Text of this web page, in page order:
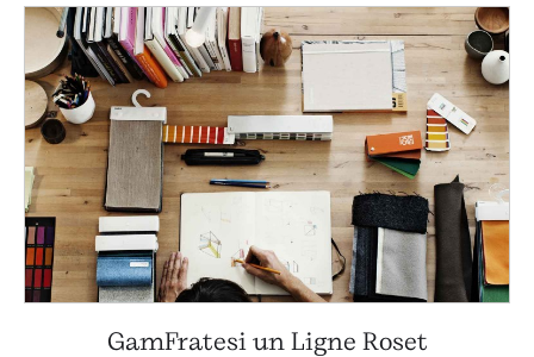
GamFratesi un Ligne Roset